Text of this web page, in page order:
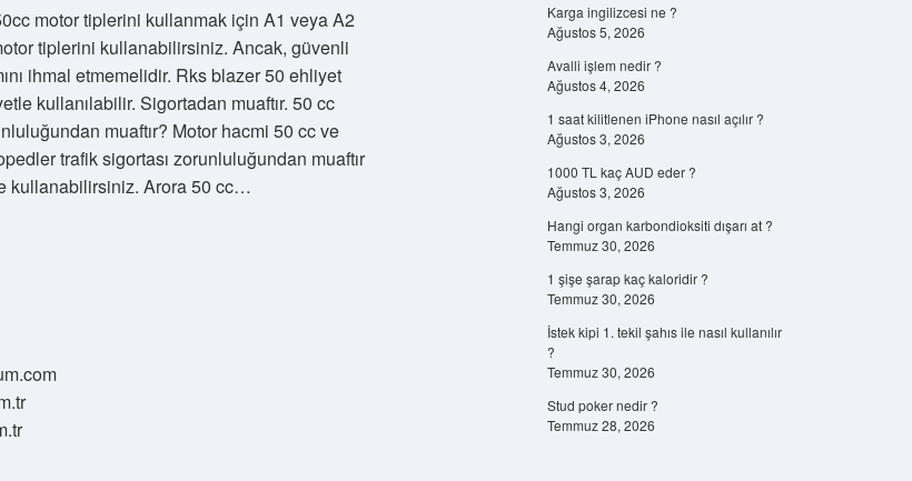
motor tiplerini kullanmak için A1 veya A2
tiplerini kullanabilirsiniz. Ancak, güvenli
ihmal etmemelidir. Rks blazer 50 ehliyet
kullanılabilir. Sigortadan muaftır. 50 cc
muaftır? Motor hacmi 50 cc ve
trafik sigortası zorunluluğundan muaftır
kullanabilirsiniz. Arora 50 cc…
Karga ingilizcesi ne ?
Ağustos 5, 2026
Avalli işlem nedir ?
Ağustos 4, 2026
1 saat kilitlenen iPhone nasıl açılır ?
Ağustos 3, 2026
1000 TL kaç AUD eder ?
Ağustos 3, 2026
Hangi organ karbondioksiti dışarı at ?
Temmuz 30, 2026
1 şişe şarap kaç kaloridir ?
Temmuz 30, 2026
İstek kipi 1. tekil şahıs ile nasıl kullanılır
?
Temmuz 30, 2026
Stud poker nedir ?
Temmuz 28, 2026